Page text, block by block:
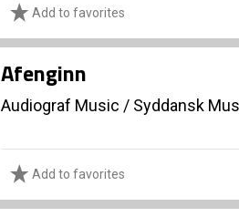
Add to favorites
Afenginn
Audiograf Music / Syddansk
Add to favorites